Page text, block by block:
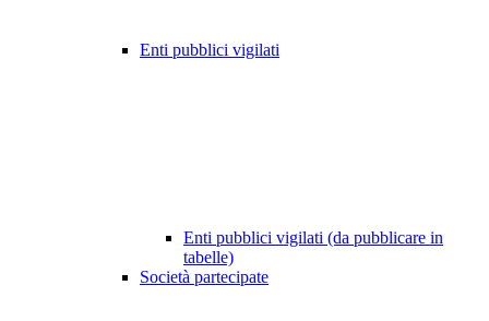
Enti pubblici vigilati
Enti pubblici vigilati (da pubblicare in
tabelle)
Società partecipate